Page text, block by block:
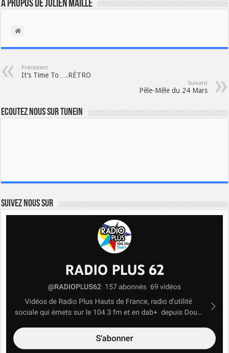
À propos de Julien Maille
Précédent
It’s Time To….RÉTRO
Suivant
Pêle-Mêle du 24 Mars
Ecoutez nous sur TuneIn
Suivez nous sur